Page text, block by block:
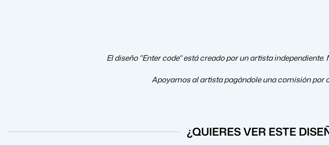
El diseño "Enter code" está creado por un artista
Apoyamos al artista pagándole una comisión por
¿QUIERES VER ESTE